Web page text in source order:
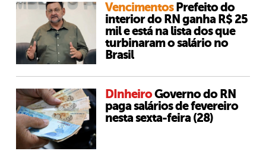
Vencimentos Prefeito do
interior do RN ganha R$ 25
mil e está na lista dos que
turbinaram o salário no
Brasil
DInheiroGoverno do RN
paga salários de fevereiro
nesta sexta-feira (28)